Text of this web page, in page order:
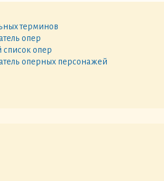
терминов
опер
список опер
оперных персонажей